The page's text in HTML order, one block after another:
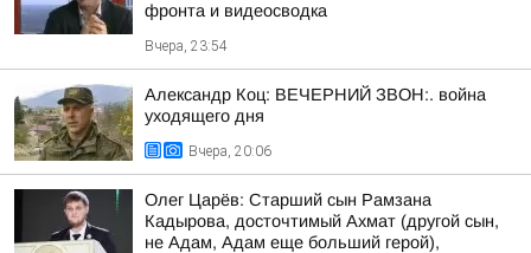
фронта и видеосводка
Вчера, 23:54
Александр Коц: ВЕЧЕРНИЙ ЗВОН:. война
уходящего дня
Вчера, 20:06
Олег Царёв: Старший сын Рамзана
Кадырова, досточтимый Ахмат (другой сын,
не Адам, Адам еще больший герой),